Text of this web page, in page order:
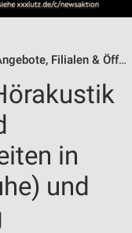
Filialen & Öffnungszeiten
in
und